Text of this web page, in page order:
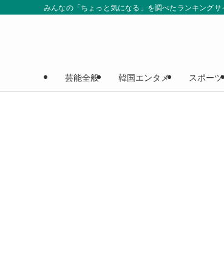
みんなの「ちょっと気になる」を調べたランキングサ
芸能全般 韓国エンタメ スポーツ